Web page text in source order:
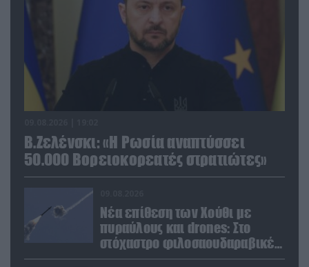
Β.Ζελένσκι: «Η Ρωσία αναπτύσσει
50.000 Βορειοκορεατές στρατιώτες»
Νέα επίθεση των Χούθι με
πυραύλους και drones: Στο
στόχαστρο φιλοσαουδαραβικές
δυνάμεις και εγκαταστάσεις